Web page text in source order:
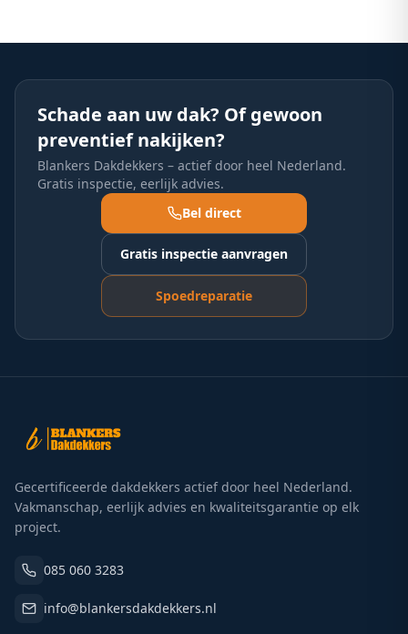
Schade aan uw dak? Of gewoon
preventief nakijken?
Blankers Dakdekkers – actief door heel Nederland.
Gratis inspectie, eerlijk advies.
Bel direct
Gratis inspectie aanvragen
Spoedreparatie
Gecertificeerde dakdekkers actief door heel Nederland.
Vakmanschap, eerlijk advies en kwaliteitsgarantie op elk
project.
085 060 3283
info@blankersdakdekkers.nl